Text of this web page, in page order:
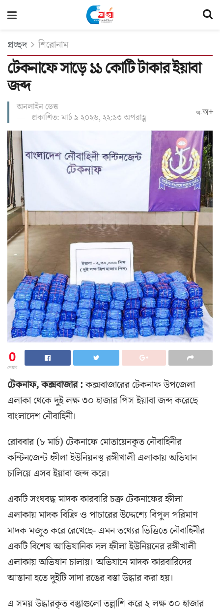
প্রচ্ছদ শিরোনাম
টেকনাফে সাড়ে ১১ কোটি টাকার ইয়াবা
জব্দ
অনলাইন ডেস্ক
প্রকাশিত: মার্চ ৯ ২০২৬, ২২:১৩ অপরাহ্ণ
অ-অ+
0
শেয়ার
টেকনাফ, কক্সবাজার :কক্সবাজারের টেকনাফ উপজেলা
এলাকা থেকে দুই লক্ষ ৩০ হাজার পিস ইয়াবা জব্দ করেছে
বাংলাদেশ নৌবাহিনী।
রোববার (৮ মার্চ) টেকনাফে মোতায়েনকৃত নৌবাহিনীর
কন্টিনজেন্ট হ্নীলা ইউনিয়নস্থ রঙ্গীখালী এলাকায় অভিযান
চালিয়ে এসব ইয়াবা জব্দ করে।
একটি সংঘবদ্ধ মাদক কারবারি চক্র টেকনাফের হ্নীলা
এলাকায় মাদক বিক্রি ও পাচারের উদ্দেশ্যে বিপুল পরিমাণ
মাদক মজুত করে রেখেছে- এমন তথ্যের ভিত্তিতে নৌবাহিনীর
একটি বিশেষ আভিযানিক দল হ্নীলা ইউনিয়নের রঙ্গীখালী
এলাকায় অভিযান চালায়। অভিযানে মাদক কারবারিদের
আস্তানা হতে দুইটি সাদা রঙের বস্তা উদ্ধার করা হয়।
এ সময় উদ্ধারকৃত বস্তুাগুলো তল্লাশি করে ২ লক্ষ ৩০ হাজার